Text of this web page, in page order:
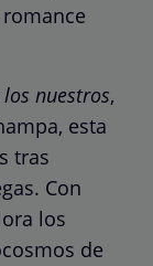
nuestros,
esta
tras
Con
los
de